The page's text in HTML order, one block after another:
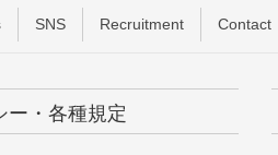
SNS Recruitment Contact
ー・各種規定